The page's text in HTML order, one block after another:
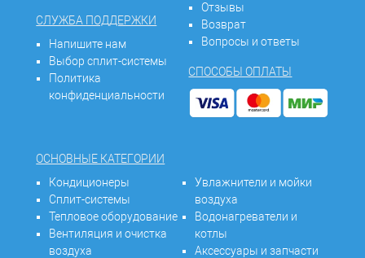
СЛУЖБА ПОДДЕРЖКИ
Напишите нам
Выбор сплит-системы
Политика
конфиденциальности
Отзывы
Возврат
Вопросы и ответы
СПОСОБЫ ОПЛАТЫ
ОСНОВНЫЕ КАТЕГОРИИ
Кондиционеры
Сплит-системы
Тепловое оборудование
Вентиляция и очистка
воздуха
Увлажнители и мойки
воздуха
Водонагреватели и
котлы
Аксессуары и запчасти